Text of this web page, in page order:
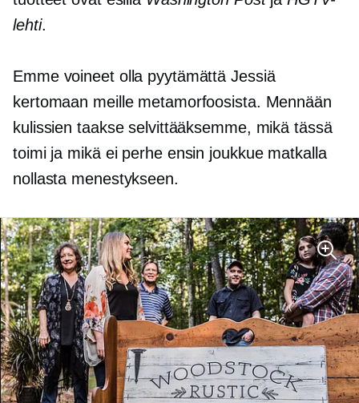
lehti.
Emme voineet olla pyytämättä Jessiä
kertomaan meille metamorfoosista. Mennään
kulissien taakse selvittääksemme, mikä tässä
toimi ja mikä ei perhe ensin joukkue matkalla
nollasta menestykseen.